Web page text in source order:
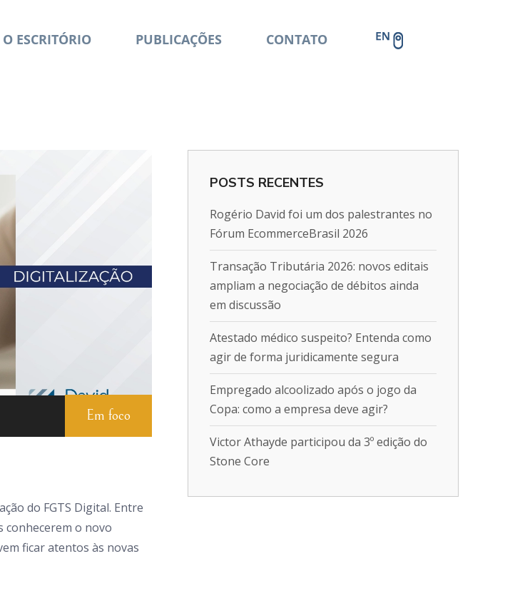
O ESCRITÓRIO PUBLICAÇÕES CONTATO
Em foco
do FGTS Digital. Entre
conhecerem o novo
ficar atentos às novas
POSTS RECENTES
Rogério David foi um dos palestrantes no
Fórum EcommerceBrasil 2026
Transação Tributária 2026: novos editais
ampliam a negociação de débitos ainda
em discussão
Atestado médico suspeito? Entenda como
agir de forma juridicamente segura
Empregado alcoolizado após o jogo da
Copa: como a empresa deve agir?
Victor Athayde participou da 3º edição do
Stone Core